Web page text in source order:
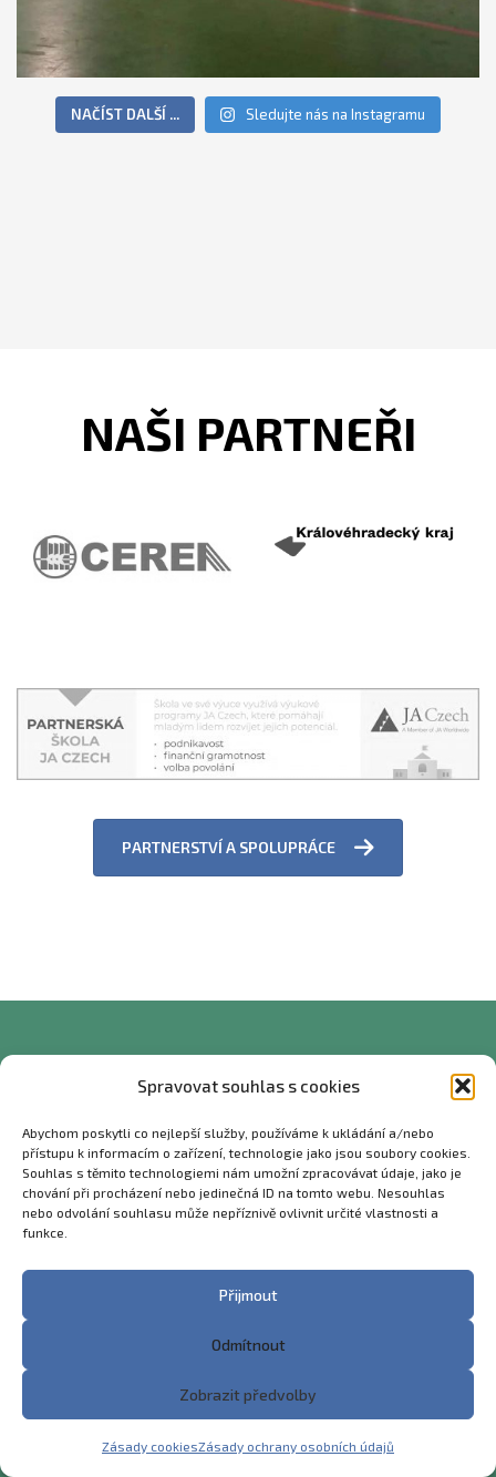
Spravovat souhlas s cookies
Abychom poskytli co nejlepší služby, používáme k ukládání a/nebo
přístupu k informacím o zařízení, technologie jako jsou soubory cookies.
Souhlas s těmito technologiemi nám umožní zpracovávat údaje, jako je
chování při procházení nebo jedinečná ID na tomto webu. Nesouhlas
nebo odvolání souhlasu může nepříznivě ovlivnit určité vlastnosti a
funkce.
Přijmout
Odmítnout
Zobrazit předvolby
Zásady cookiesZásady ochrany osobních údajů
NAČÍST DALŠÍ ... Sledujte nás na Instagramu
NAŠI PARTNEŘI
PARTNERSTVÍ A SPOLUPRÁCE
Kontakt
Zemědělská akademie a Gymnázium
Hořice
– střední škola a vyšší odborná škola, příspěvková
organizace
Riegrova 1403, 508 01 Hořice
TELEFON:
info@gozhorice.cz
06 668 364